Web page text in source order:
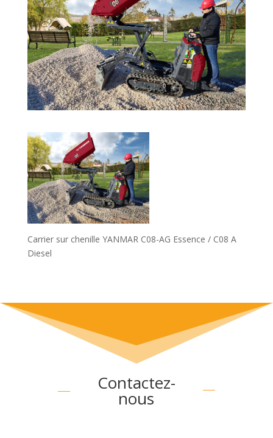
Carrier sur chenille YANMAR C08-AG Essence / C08 A
Diesel
Contactez-
nous